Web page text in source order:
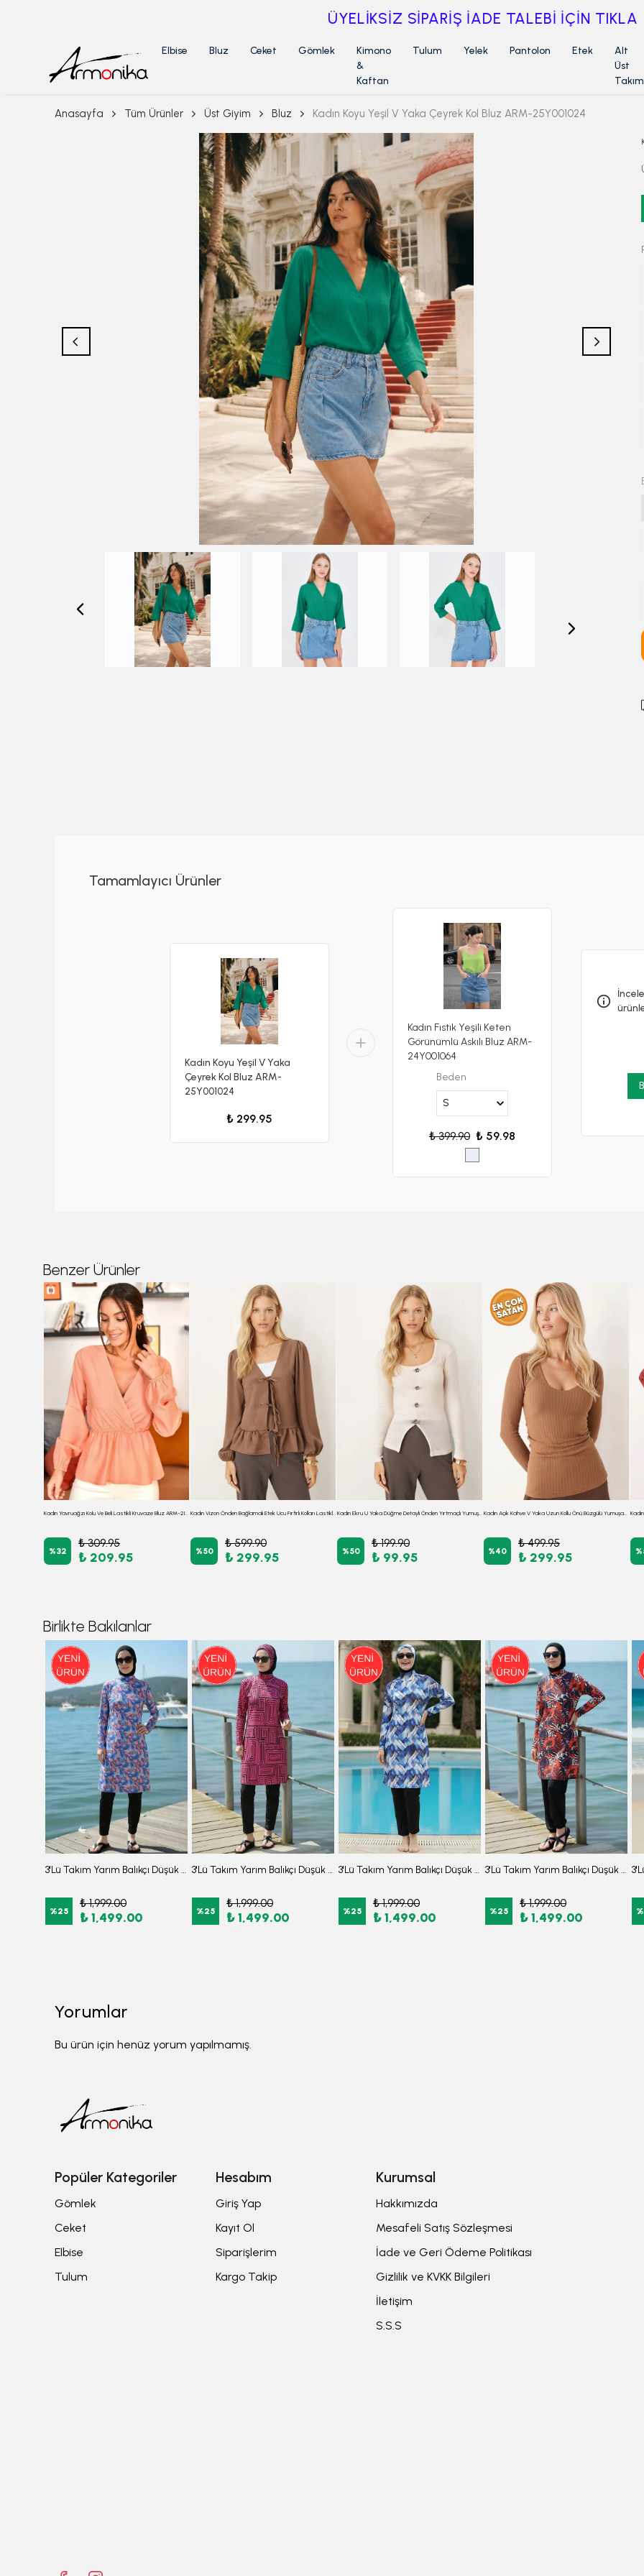
ÜYELİKSİZ SİPARİŞ İADE TALEBİ İÇİN TIKLA
Elbise Bluz Ceket Gömlek
Kimono
&
Kaftan
Tulum Yelek Pantolon Etek
Alt
Üst
Takım
Anasayfa Tüm Ürünler Üst Giyim Bluz Kadın Koyu Yeşil V Yaka Çeyrek Kol Bluz ARM-25Y001024
Tamamlayıcı Ürünler
Kadın Koyu Yeşil V Yaka
Çeyrek Kol Bluz ARM-
25Y001024
₺ 299.95
Kadın Fıstık Yeşili Keten
Görünümlü Askılı Bluz ARM-
24Y001064
Beden
₺ 399.90 ₺ 59.98
Benzer Ürünler
Kadın Yavruağzı Kolu Ve Beli Lastikli Kruvaze Bluz ARM-21K001149
%32
₺ 309.95
₺ 209.95
Kadın Vizon Önden Bağlamalı Etek Ucu Fırfırlı Kolları Lastikli Bluz ARM-26K001019
%50
₺ 599.90
₺ 299.95
Kadın Ekru U Yaka Düğme Detaylı Önden Yırtmaçlı Yumuşak Dokulu Bluz ARM-26K001038
%50
₺ 199.90
₺ 99.95
Kadın Açık Kahve V Yaka Uzun Kollu Önü Büzgülü Yumuşak Dokulu Likralı Bluz ARM-26K001014
%40
₺ 499.95
₺ 299.95 %
Birlikte Bakılanlar
3'Lü Takım Yarım Balıkçı Düşük Omuz Yarasakol Likralı Kumaş Burkini Tesettür Mayo D48
%25
₺ 1,999.00
₺ 1,499.00
3'Lü Takım Yarım Balıkçı Düşük Omuz Yarasakol Likralı Kumaş Burkini Tesettür Mayo D7
%25
₺ 1,999.00
₺ 1,499.00
3'Lü Takım Yarım Balıkçı Düşük Omuz Yarasakol Likralı Kumaş Burkini Tesettür Mayo D8
%25
₺ 1,999.00
₺ 1,499.00
3'Lü Takım Yarım Balıkçı Düşük Omuz Yarasakol Likralı Kumaş Burkini Tesettür Mayo D41
%25
₺ 1,999.00
₺ 1,499.00 %
Yorumlar
Bu ürün için henüz yorum yapılmamış.
Popüler Kategoriler
Gömlek
Ceket
Elbise
Tulum
Hesabım
Giriş Yap
Kayıt Ol
Siparişlerim
Kargo Takip
Kurumsal
Hakkımızda
Mesafeli Satış Sözleşmesi
İade ve Geri Ödeme Politikası
Gizlilik ve KVKK Bilgileri
İletişim
S.S.S